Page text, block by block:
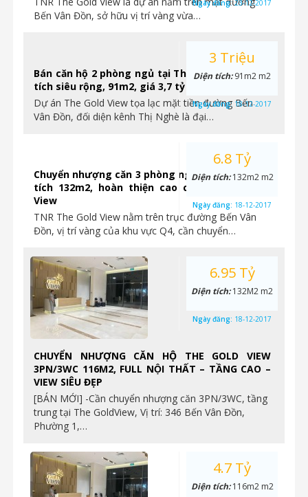
Bến Vân Đồn, sở hữu vị trí vàng vừa…
Ngày đăng:23-12-2017
Bán căn hộ 2 phòng ngủ tại The Gold View, diện
tích siêu rộng, 91m2, giá 3,7 tỷ
Dự án The Gold View tọa lạc mặt tiền đường Bến
Vân Đồn, đối diện kênh Thị Nghè là đại…
3 Triệu
Diện tích:91m2 m2
Ngày đăng: 18-12-2017
Chuyển nhượng căn 3 phòng ngủ vị trí góc, diện
tích 132m2, hoàn thiện cao cấp tại The Gold
View
TNR The Gold View nằm trên trục đường Bến Vân
Đồn, vị trí vàng của khu vực Q4, cần chuyển…
6.8 Tỷ
Diện tích:132m2 m2
Ngày đăng: 18-12-2017
CHUYỂN NHƯỢNG CĂN HỘ THE GOLD VIEW
3PN/3WC 116M2, FULL NỘI THẤT – TẦNG CAO –
VIEW SIÊU ĐẸP
[BÁN MỚI] -Cần chuyển nhượng căn 3PN/3WC, tầng
trung tại The GoldView, Vị trí: 346 Bến Vân Đồn,
Phường 1,…
6.95 Tỷ
Diện tích:132M2 m2
Ngày đăng: 18-12-2017
4.7 Tỷ
Diện tích:116m2 m2